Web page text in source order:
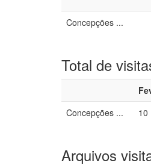
Concepções ...
Total de
Concepções ...
10
Arquivos